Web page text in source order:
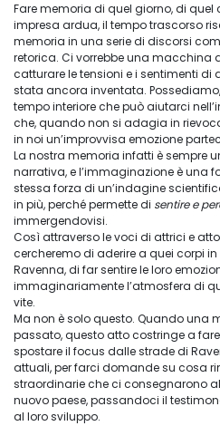
Fare memoria di quel giorno, di quel
impresa ardua, il tempo trascorso
memoria in una serie di discorsi
retorica. Ci vorrebbe una macchina
catturare le tensioni e i sentimenti di
stata ancora inventata.
tempo interiore che può aiutarci
che, quando non si adagia in
in noi un’improvvisa emozione
La nostra memoria infatti è sempre
narrativa, e l’immaginazione è una
stessa forza di un’indagine
in più, perché permette di sentire e
immergendovisi.
Così attraverso le voci di attrici e
cercheremo di aderire a quei corpi
Ravenna, di far sentire le loro
immaginariamente l’atmosfera di
vite.
Ma non è solo questo. Quando una
passato, questo atto costringe a
spostare il focus dalle strade di
attuali, per farci domande su cosa
straordinarie che ci consegnarono
nuovo paese, passandoci il
al loro sviluppo.